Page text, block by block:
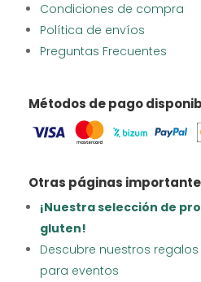
Condiciones de compra
Política de envíos
Preguntas Frecuentes
Métodos de pago
Otras páginas
¡Nuestra selección de
gluten!
Descubre nuestros
para eventos